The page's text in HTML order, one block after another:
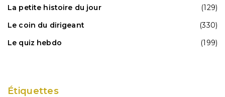
La petite histoire du jour
(129)
Le coin du dirigeant
(330)
Le quiz hebdo
(199)
Étiquettes